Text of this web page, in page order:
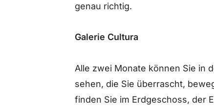
genau richtig.
Galerie Cultura
Alle zwei Monate können Sie in
sehen, die Sie überrascht,
finden Sie im Erdgeschoss, der